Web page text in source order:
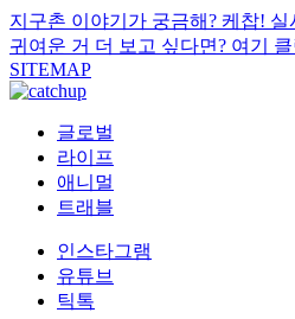
지구촌 이야기가 궁금해? 케찹!
귀여운 거 더 보고 싶다면? 여기
SITEMAP
글로벌
라이프
애니멀
트래블
인스타그램
유튜브
틱톡